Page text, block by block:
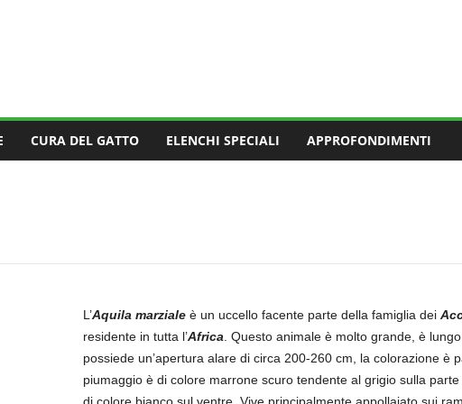
CURA DEL GATTO ELENCHI SPECIALI APPROFONDIMENTI
L’Aquila marzialeè un uccello facente parte della famiglia dei
residente in tutta l’Africa . Questo animale è molto grande, è
possiede un’apertura alare di circa 200-260 cm, la colorazione è
piumaggio è di colore marrone scuro tendente al grigio sulla